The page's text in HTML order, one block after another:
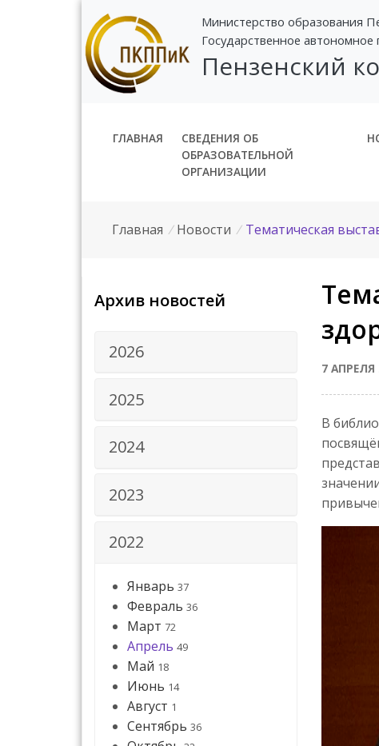
Министерство образования
Государственное
Пензенский
ГЛАВНАЯ
СВЕДЕНИЯ ОБ
ОБРАЗОВАТЕЛЬНОЙ
ОРГАНИЗАЦИИ
Главная / Новости / Тематическая
Архив новостей
2026
2025
2024
2023
2022
Январь 37
Февраль 36
Март 72
Апрель 49
Май 18
Июнь 14
Август 1
Сентябрь 36
7 АПРЕЛЯ
В